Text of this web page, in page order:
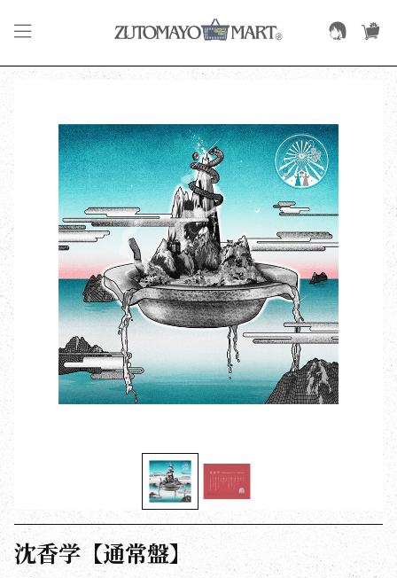
沈香学【通常盤】